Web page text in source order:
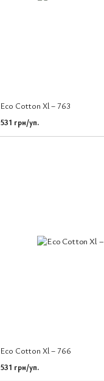
Eco Cotton Xl – 763
531 грн/уп.
Eco Cotton Xl – 766
531 грн/уп.